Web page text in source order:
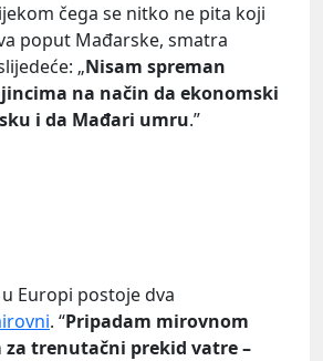
čega se nitko ne pita koji
poput Mađarske, smatra
„Nisam spreman
na način da ekonomski
i da Mađari umru.”
Europi postoje dva
. “Pripadam mirovnom
za trenutačni prekid vatre –